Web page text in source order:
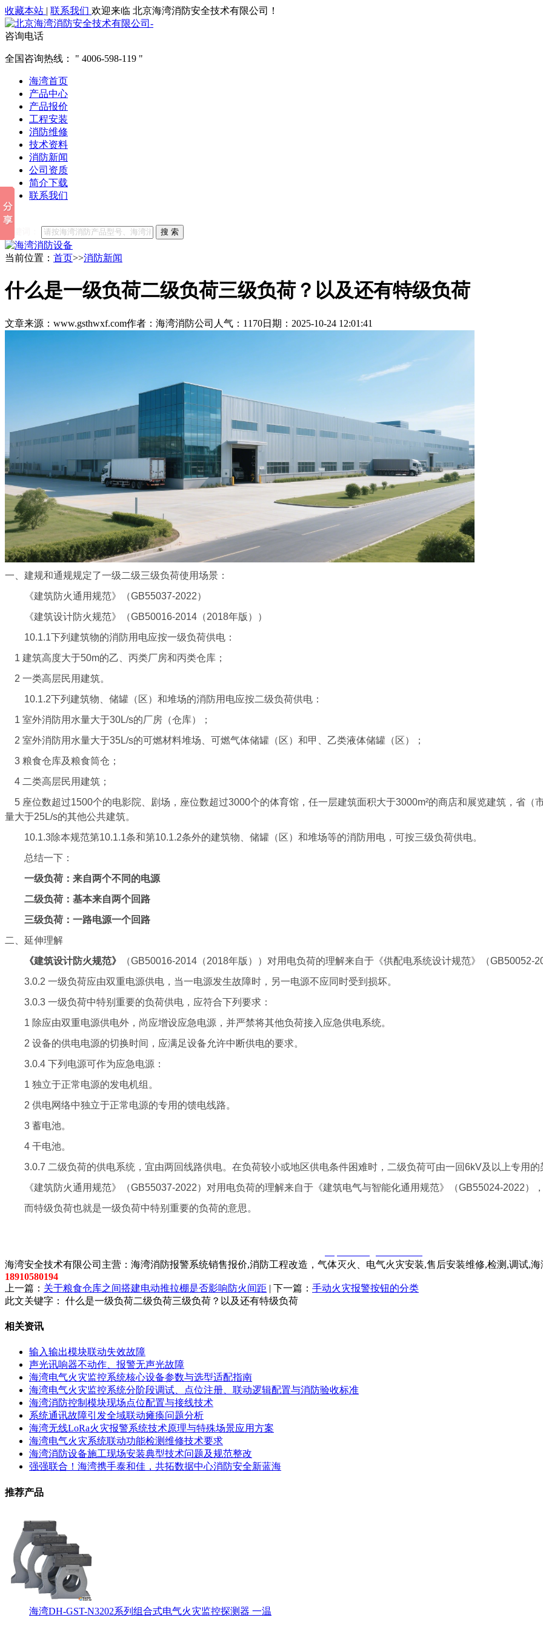
收藏本站 | 联系我们 欢迎来临 北京海湾消防安全技术有限公司！
咨询电话
全国咨询热线： 4006-598-119
海湾首页
产品中心
产品报价
工程安装
消防维修
技术资料
消防新闻
公司资质
简介下载
联系我们
他们都在搜索:
搜 索
当前位置： 首页>>消防新闻
什么是一级负荷二级负荷三级负荷？以及还有特级负荷
文章来源：www.gsthwxf.com作者：海湾消防公司 人气：1170日期：2025-10-24 12:01:41
一、建规和通规规定了一级二级三级负荷使用场景：
《建筑防火通用规范》（GB55037-2022）
《建筑设计防火规范》（GB50016-2014（2018年版））
10.1.1下列建筑物的消防用电应按一级负荷供电：
1 建筑高度大于50m的乙、丙类厂房和丙类仓库；
2 一类高层民用建筑。
10.1.2下列建筑物、储罐（区）和堆场的消防用电应按二级负荷供电：
1 室外消防用水量大于30L/s的厂房（仓库）；
2 室外消防用水量大于35L/s的可燃材料堆场、可燃气体储罐（区）和甲、乙类液体储罐（区）；
3 粮食仓库及粮食筒仓；
4 二类高层民用建筑；
5 座位数超过1500个的电影院、剧场，座位数超过3000个的体育馆，任一层建筑面积大于3000m²的商店和展览建筑，省（
量大于25L/s的其他公共建筑。
10.1.3除本规范第10.1.1条和第10.1.2条外的建筑物、储罐（区）和堆场等的消防用电，可按三级负荷供电。
总结一下：
一级负荷：来自两个不同的电源
二级负荷：基本来自两个回路
三级负荷：一路电源一个回路
二、延伸理解
《建筑设计防火规范》
（GB50016-2014（2018年版））对用电负荷的理解来自于《供配电系统设计规范》（GB50052-
3.0.2 一级负荷应由双重电源供电，当一电源发生故障时，另一电源不应同时受到损坏。
3.0.3 一级负荷中特别重要的负荷供电，应符合下列要求：
1 除应由双重电源供电外，尚应增设应急电源，并严禁将其他负荷接入应急供电系统。
2 设备的供电电源的切换时间，应满足设备允许中断供电的要求。
3.0.4 下列电源可作为应急电源：
1 独立于正常电源的发电机组。
2 供电网络中独立于正常电源的专用的馈电线路。
3 蓄电池。
4 干电池。
3.0.7 二级负荷的供电系统，宜由两回线路供电。在负荷较小或地区供电条件困难时，二级负荷可由一回6kV及以上专用的
《建筑防火通用规范》（GB55037-2022）对用电负荷的理解来自于《建筑电气与智能化通用规范》（GB55024-2022）
而特级负荷也就是一级负荷中特别重要的负荷的意思。
海湾安全技术有限公司主营：海湾消防报警系统销售报价,消防工程改造，气体灭火、电气火灾安装,售后安装维修,检测,调试,
18910580194
上一篇： 关于粮食仓库之间搭建电动推拉棚是否影响防火间距 | 下一篇： 手动火灾报警按钮的分类
此文关键字：
什么是一级负荷二级负荷三级负荷？以及还有特级负荷
相关资讯
输入输出模块联动失效故障
声光讯响器不动作、报警无声光故障
海湾电气火灾监控系统核心设备参数与选型适配指南
海湾电气火灾监控系统分阶段调试、点位注册、联动逻辑配置与消防验收标准
海湾消防控制模块现场点位配置与接线技术
系统通讯故障引发全域联动瘫痪问题分析
海湾无线LoRa火灾报警系统技术原理与特殊场景应用方案
海湾电气火灾系统联动功能检测维修技术要求
海湾消防设备施工现场安装典型技术问题及规范整改
强强联合！海湾携手泰和佳，共拓数据中心消防安全新蓝海
推荐产品
海湾DH-GST-N3202系列组合式电气火灾监控探测器 一温